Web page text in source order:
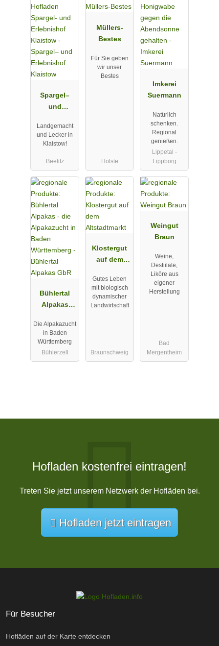
Spargel–
und
Klaistow
Landgemacht
und Lecker in
Klaistow!
Beelitz
Müllers-
Bestes
Für Sie geben
wir unser
Bestes
Holste
Imkerei
Suermann
Natürlich
schenken.
Regional
genießen.
Lippetal -
Lippborg
Bühlertal
Alpakas
Die Alpakazucht
in Baden
Württemberg
Bühlerzell
Klostergut
auf dem
t
Gutes Leben
mit biologisch
dynamischer
Landwirtschaft
Braunschweig
Weingut
Braun
Weine,
Destiilate,
Liköre aus
eigener
Herstellung
Bad
Mergentheim
Hofladen kostenfrei eintragen!
Treten Sie jetzt unserem Netzwerk der Hofläden bei.
Hofladen jetzt eintragen
Für Besucher
Hofläden auf der Karte entdecken